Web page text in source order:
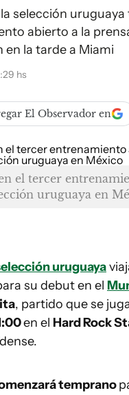
selección
abierto a la
en la tarde a Miami
hs
El Observador en
el tercer
uruguaya en
uruguaya
su debut en el
, partido que se
en el Hard Rock
temprano